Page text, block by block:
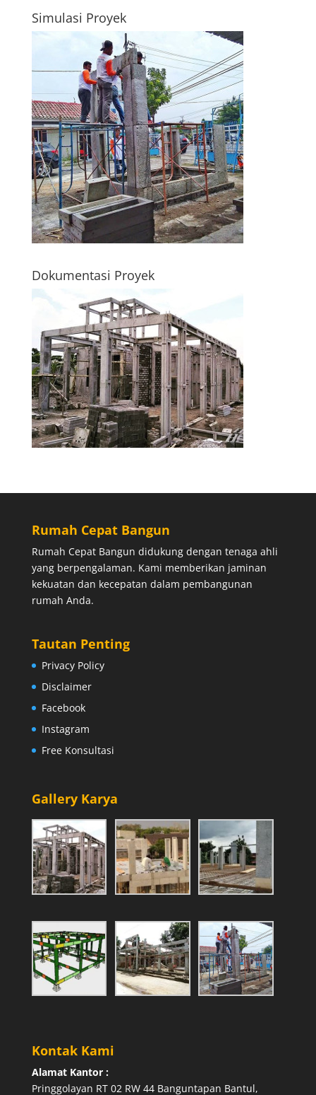
Simulasi Proyek
Dokumentasi Proyek
Rumah Cepat Bangun
Rumah Cepat Bangun didukung dengan tenaga ahli
yang berpengalaman. Kami memberikan jaminan
kekuatan dan kecepatan dalam pembangunan
rumah Anda.
Tautan Penting
Privacy Policy
Disclaimer
Facebook
Instagram
Free Konsultasi
Gallery Karya
Kontak Kami
Alamat Kantor :
Pringgolayan RT 02 RW 44 Banguntapan Bantul,